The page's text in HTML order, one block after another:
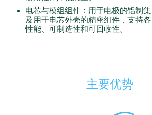
电芯与模组组件：用于电极的铝制
及用于电芯外壳的精密组件，支持
性能、可制造性和可回收性。
主要优势